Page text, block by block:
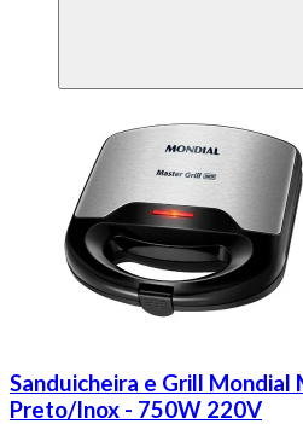
Sanduicheira e Grill Mondial
Preto/Inox - 750W 220V